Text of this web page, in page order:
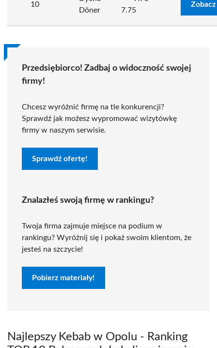
10
Döner
7.75
Przedsiębiorco! Zadbaj o widoczność swojej
firmy!
Chcesz wyróżnić firmę na tle konkurencji?
Sprawdź jak możesz wypromować wizytówkę
firmy w naszym serwisie.
Sprawdź ofertę!
Znalazłeś swoją firmę w rankingu?
Twoja firma zajmuje miejsce na podium w
rankingu? Wyróżnij się i pokaż swoim klientom, że
jesteś na szczycie!
Pobierz materiały!
Najlepszy Kebab w Opolu - Ranking